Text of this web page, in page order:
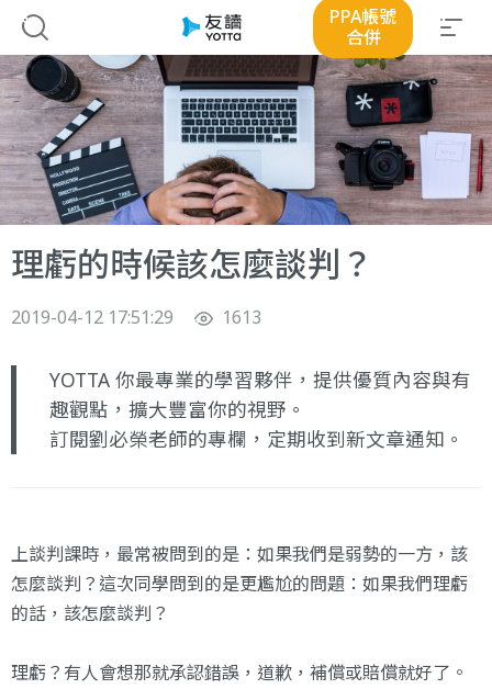
PPA帳號
合併
理虧的時候該怎麼談判？
2019-04-12 17:51:29 1613
YOTTA 你最專業的學習夥伴，提供優質內容與有
趣觀點，擴大豐富你的視野。
訂閱劉必榮老師的專欄 ，定期收到新文章通知。
上談判課時，最常被問到的是：如果我們是弱勢的一方，該
怎麼談判？這次同學問到的是更尷尬的問題：如果我們理虧
的話，該怎麼談判？
理虧？有人會想那就承認錯誤，道歉，補償或賠償就好了。